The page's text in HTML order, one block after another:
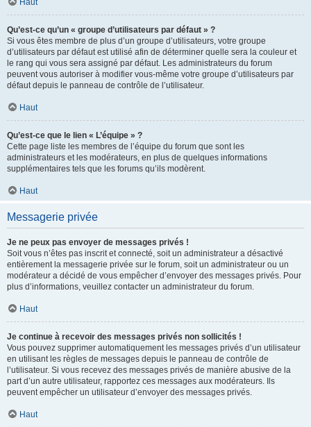
Haut
Qu’est-ce qu’un « groupe d’utilisateurs par défaut » ?
Si vous êtes membre de plus d’un groupe d’utilisateurs, votre groupe
d’utilisateurs par défaut est utilisé afin de déterminer quelle sera la couleur et
le rang qui vous sera assigné par défaut. Les administrateurs du forum
peuvent vous autoriser à modifier vous-même votre groupe d’utilisateurs par
défaut depuis le panneau de contrôle de l’utilisateur.
Haut
Qu’est-ce que le lien « L’équipe » ?
Cette page liste les membres de l’équipe du forum que sont les
administrateurs et les modérateurs, en plus de quelques informations
supplémentaires tels que les forums qu’ils modèrent.
Haut
Messagerie privée
Je ne peux pas envoyer de messages privés !
Soit vous n’êtes pas inscrit et connecté, soit un administrateur a désactivé
entièrement la messagerie privée sur le forum, soit un administrateur ou un
modérateur a décidé de vous empêcher d’envoyer des messages privés. Pour
plus d’informations, veuillez contacter un administrateur du forum.
Haut
Je continue à recevoir des messages privés non sollicités !
Vous pouvez supprimer automatiquement les messages privés d’un utilisateur
en utilisant les règles de messages depuis le panneau de contrôle de
l’utilisateur. Si vous recevez des messages privés de manière abusive de la
part d’un autre utilisateur, rapportez ces messages aux modérateurs. Ils
peuvent empêcher un utilisateur d’envoyer des messages privés.
Haut